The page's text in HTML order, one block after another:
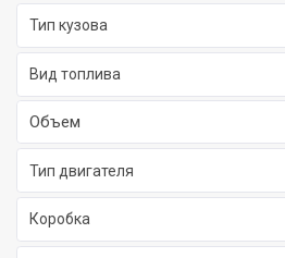
Тип кузова
Вид топлива
Объем
Тип двигателя
Коробка